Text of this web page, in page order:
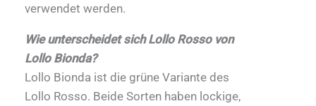
verwendet werden.
Wie unterscheidet sich Lollo Rosso von
Lollo Bionda?
Lollo Bionda ist die grüne Variante des
Lollo Rosso. Beide Sorten haben lockige,